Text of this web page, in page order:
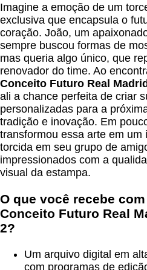
Imagine a emoção de um
exclusiva que encapsula o
coração. João, um
sempre buscou formas de
mas queria algo único, que
renovador do time. Ao
Conceito Futuro Real
ali a chance perfeita de criar
personalizadas para a
tradição e inovação. Em
transformou essa arte em um
torcida em seu grupo de
impressionados com a
visual da estampa.
O que você recebe
Conceito Futuro Real
2?
Um arquivo digital em
com programas de